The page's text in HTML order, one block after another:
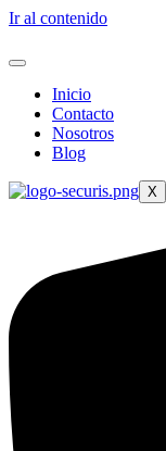
Ir al contenido
Inicio
Contacto
Nosotros
Blog
X